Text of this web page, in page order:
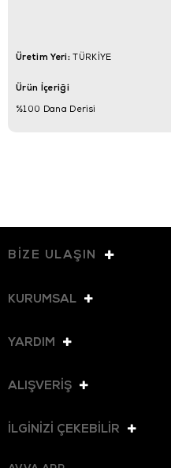
Üretim Yeri:TÜRKİYE
Ürün İçeriği
%100 Dana Derisi
BİZE ULAŞIN
KURUMSAL
YARDIM
ALIŞVERİŞ
İLGİNİZİ ÇEKEBİLİR